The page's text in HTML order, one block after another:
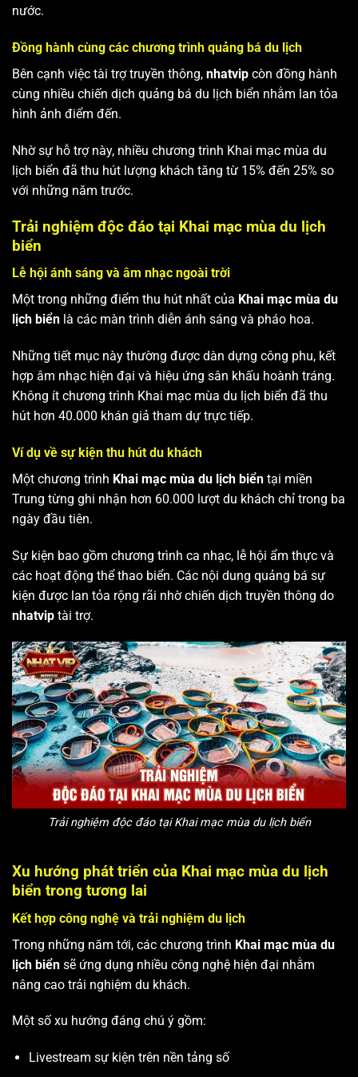
nước.
Đồng hành cùng các chương trình quảng bá du lịch
Bên cạnh việc tài trợ truyền thông, nhatvip còn đồng hành
cùng nhiều chiến dịch quảng bá du lịch biển nhằm lan tỏa
hình ảnh điểm đến.
Nhờ sự hỗ trợ này, nhiều chương trình Khai mạc mùa du
lịch biển đã thu hút lượng khách tăng từ 15% đến 25% so
với những năm trước.
Trải nghiệm độc đáo tại Khai mạc mùa du lịch
biển
Lễ hội ánh sáng và âm nhạc ngoài trời
Một trong những điểm thu hút nhất của Khai mạc mùa du
lịch biển là các màn trình diễn ánh sáng và pháo hoa.
Những tiết mục này thường được dàn dựng công phu, kết
hợp âm nhạc hiện đại và hiệu ứng sân khấu hoành tráng.
Không ít chương trình Khai mạc mùa du lịch biển đã thu
hút hơn 40.000 khán giả tham dự trực tiếp.
Ví dụ về sự kiện thu hút du khách
Một chương trình Khai mạc mùa du lịch biển tại miền
Trung từng ghi nhận hơn 60.000 lượt du khách chỉ trong ba
ngày đầu tiên.
Sự kiện bao gồm chương trình ca nhạc, lễ hội ẩm thực và
các hoạt động thể thao biển. Các nội dung quảng bá sự
kiện được lan tỏa rộng rãi nhờ chiến dịch truyền thông do
nhatvip tài trợ.
Trải nghiệm độc đáo tại Khai mạc mùa du lịch biển
Xu hướng phát triển của Khai mạc mùa du lịch
biển trong tương lai
Kết hợp công nghệ và trải nghiệm du lịch
Trong những năm tới, các chương trình Khai mạc mùa du
lịch biển sẽ ứng dụng nhiều công nghệ hiện đại nhằm
nâng cao trải nghiệm du khách.
Một số xu hướng đáng chú ý gồm:
Livestream sự kiện trên nền tảng số